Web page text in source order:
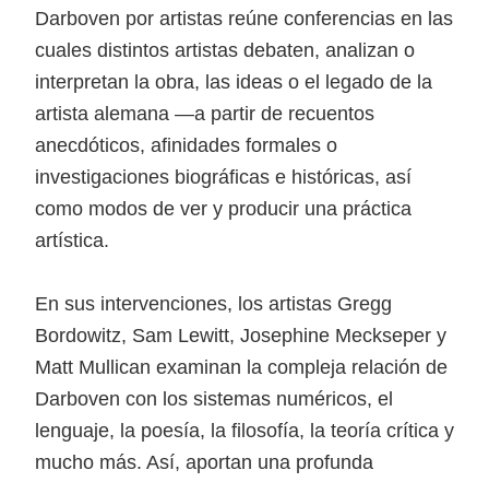
Darboven por artistas reúne conferencias en las
cuales distintos artistas debaten, analizan o
interpretan la obra, las ideas o el legado de la
artista alemana —a partir de recuentos
anecdóticos, afinidades formales o
investigaciones biográficas e históricas, así
como modos de ver y producir una práctica
artística.
En sus intervenciones, los artistas Gregg
Bordowitz, Sam Lewitt, Josephine Meckseper y
Matt Mullican examinan la compleja relación de
Darboven con los sistemas numéricos, el
lenguaje, la poesía, la filosofía, la teoría crítica y
mucho más. Así, aportan una profunda